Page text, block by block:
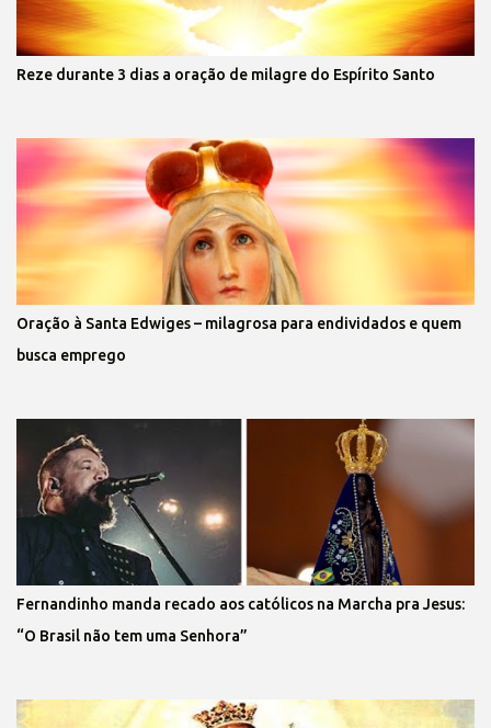
Reze durante 3 dias a oração de milagre do Espírito Santo
Oração à Santa Edwiges – milagrosa para endividados e quem
busca emprego
Fernandinho manda recado aos católicos na Marcha pra Jesus:
“O Brasil não tem uma Senhora”